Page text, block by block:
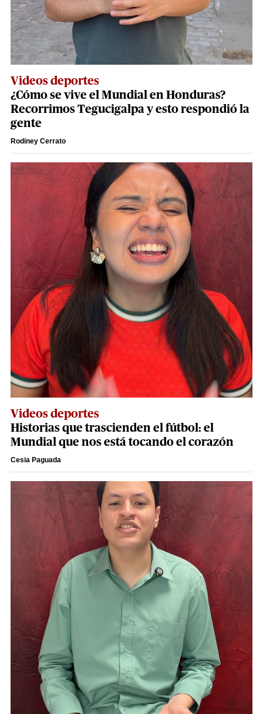
Videos deportes
¿Cómo se vive el Mundial en Honduras?
Recorrimos Tegucigalpa y esto respondió la
gente
Rodiney Cerrato
Videos deportes
Historias que trascienden el fútbol: el
Mundial que nos está tocando el corazón
Cesia Paguada